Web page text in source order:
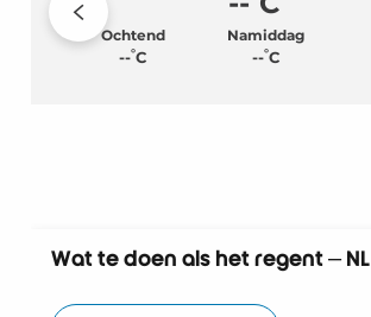
Ochtend
--°C
Namiddag
--°C
Wat te doen als het regent – NL